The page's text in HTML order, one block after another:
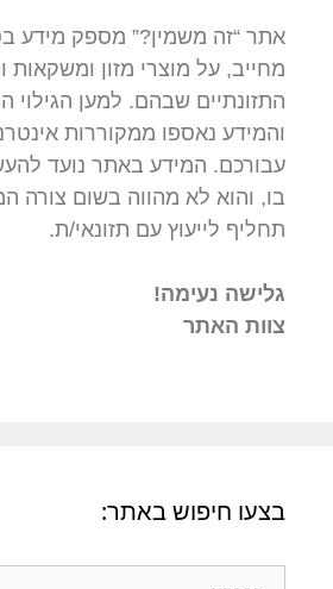
אתר “זה משמין?” מספק מידע
מחייב, על מוצרי מזון ומשקאות
התזונתיים שבהם. למען הגילוי
והמידע נאספו ממקוררות
עבורכם. המידע באתר נועד
בו, והוא לא מהווה בשום צורה
תחליף לייעוץ עם תזונאי/ת.
גלישה נעימה!
צוות האתר
בצעו חיפוש באתר: